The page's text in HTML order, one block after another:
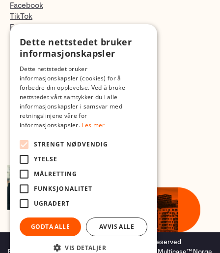
Facebook
TikTok
Fotopodden
Med forbehold om skrive- og lagerfeil
Copyright © 2026 Foto.no - All rights reserved
Dette nettstedet bruker
informasjonskapsler
Dette nettstedet bruker
informasjonskapsler (cookies) for å
forbedre din opplevelse. Ved å bruke
nettstedet vårt samtykker du i alle
informasjonskapsler i samsvar med
retningslinjene våre for
informasjonskapsler. Les mer
STRENGT NØDVENDIG
YTELSE
MÅLRETTING
FUNKSJONALITET
UGRADERT
GODTA ALLE AVVIS ALLE
VIS DETALJER